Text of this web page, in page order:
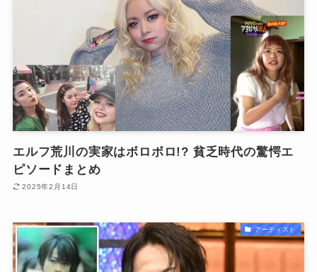
エルフ荒川の実家はボロボロ!? 貧乏時代の驚愕エ
ピソードまとめ
2025年2月14日
アーティスト